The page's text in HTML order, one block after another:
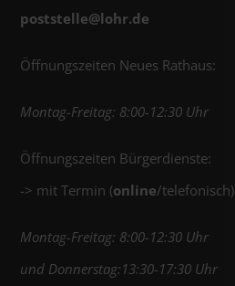
poststelle@lohr.de
Öffnungszeiten Neues Rathaus:
Montag-Freitag: 8:00-12:30 Uhr
Öffnungszeiten Bürgerdienste:
-> mit Termin (online/telefonisch)
Montag-Freitag: 8:00-12:30 Uhr
und Donnerstag:13:30-17:30 Uhr